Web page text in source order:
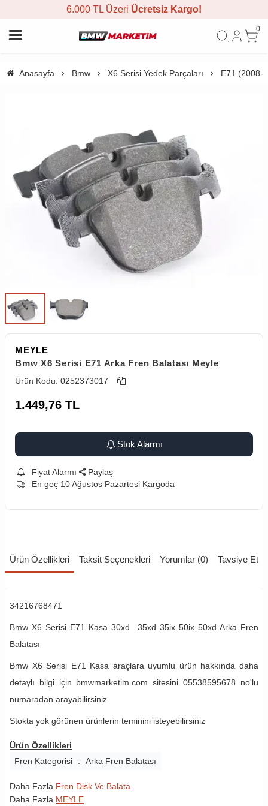
6.000 TL Üzeri Ücretsiz Kargo!
0
Anasayfa Bmw X6 Serisi Yedek Parçaları E71 (2008-
MEYLE
Bmw X6 Serisi E71 Arka Fren Balatası Meyle
Ürün Kodu: 0252373017
1.449,76 TL
Stok Alarmı
Fiyat Alarmı
Paylaş
En geç 10 Ağustos Pazartesi Kargoda
Ürün Özellikleri Taksit Seçenekleri Yorumlar (0) Tavsiye Et
34216768471
Bmw X6 Serisi E71 Kasa 30xd 35xd 35ix 50ix 50xd Arka Fren
Balatası
Bmw X6 Serisi E71 Kasa araçlara uyumlu ürün hakkında daha
detaylı bilgi için bmwmarketim.com sitesini 05538595678 no'lu
numaradan arayabilirsiniz.
Stokta yok görünen ürünlerin teminini isteyebilirsiniz
Ürün Özellikleri
Fren Kategorisi
: Arka Fren Balatası
Daha Fazla Fren Disk Ve Balata
Daha Fazla MEYLE